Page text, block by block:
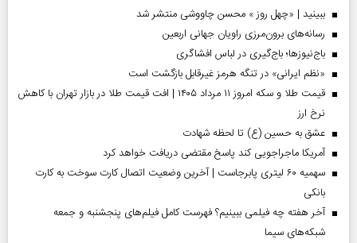
ببینید | «چهل روز » محسن چاووشی منتشر شد
رسانه‌های برون‌مرزی راویان جهانی اربعین
باج‌نیوزها؛ باج‌گیری در لباس افشاگری
«نظم ایرانی» در تنگه هرمز غیرقابل بازگشت است
قیمت طلا و سکه امروز ۱۱ مرداد ۱۴۰۵ | افت قیمت طلا در بازار تهران با کاهش
نرخ ارز
عشق به حسین (ع) تا لحظه شهادت
آمریکا ماجراجویی کند پاسخ مقتضی دریافت خواهد کرد
سهمیه ۶۰ لیتری پابرجاست | آخرین وضعیت اتصال کارت سوخت به کارت
بانکی
آخر هفته چه فیلمی ببینیم؟ فهرست کامل فیلم‌های پنجشنبه و جمعه
شبکه‌های سیما